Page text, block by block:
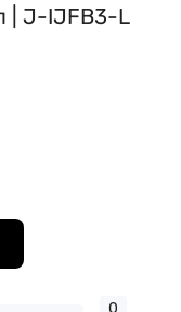
| J-IJFB3-L
0